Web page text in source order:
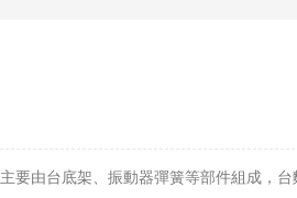
主要由台底架、振動器彈簧等部件組成，